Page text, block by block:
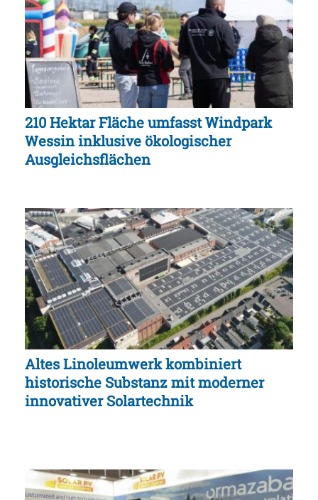
210 Hektar Fläche umfasst Windpark
Wessin inklusive ökologischer
Ausgleichsflächen
Altes Linoleumwerk kombiniert
historische Substanz mit moderner
innovativer Solartechnik